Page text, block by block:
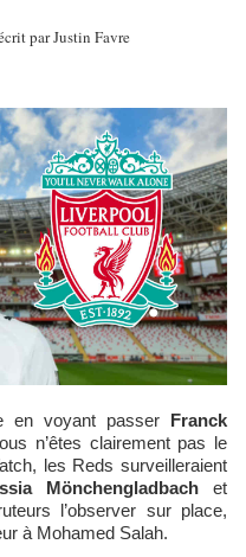
parJustin Favre
en voyant passer Franck
n’êtes clairement pas le
les Reds surveilleraient
Mönchengladbachet
l’observer sur place,
à Mohamed Salah.